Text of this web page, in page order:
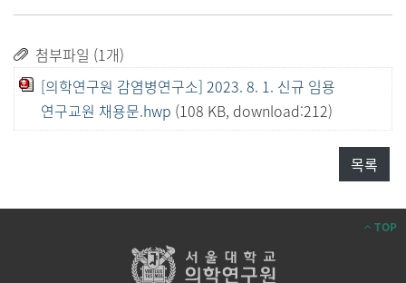
첨부파일 (1개)
[의학연구원 감염병연구소] 2023. 8. 1. 신규 임용
연구교원 채용문.hwp (108 KB, download:212)
목록
TOP